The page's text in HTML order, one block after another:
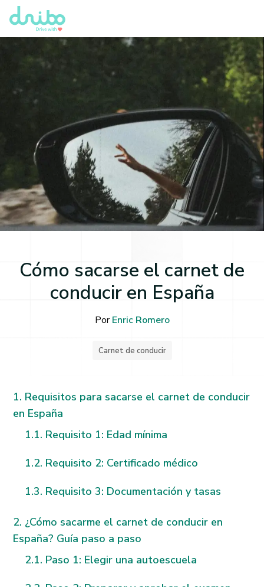
Cómo sacarse el carnet de
conducir en España
Por Enric Romero
Carnet de conducir
Requisitos para sacarse el carnet de conducir
en España
Requisito 1: Edad mínima
Requisito 2: Certificado médico
Requisito 3: Documentación y tasas
¿Cómo sacarme el carnet de conducir en
España? Guía paso a paso
Paso 1: Elegir una autoescuela